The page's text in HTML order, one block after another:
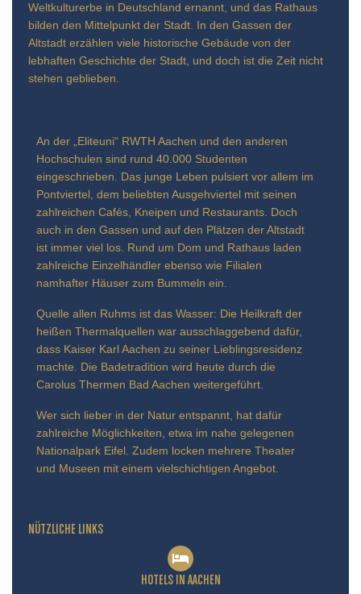
Weltkulturerbe in Deutschland ernannt, und das Rathaus
bilden den Mittelpunkt der Stadt. In den Gassen der
Altstadt erzählen viele historische Gebäude von der
lebhaften Geschichte der Stadt, und doch ist die Zeit nicht
stehen geblieben.
An der „Eliteuni“ RWTH Aachen und den anderen
Hochschulen sind rund 40.000 Studenten
eingeschrieben. Das junge Leben pulsiert vor allem im
Pontviertel, dem beliebten Ausgehviertel mit seinen
zahlreichen Cafés, Kneipen und Restaurants. Doch
auch in den Gassen und auf den Plätzen der Altstadt
ist immer viel los. Rund um Dom und Rathaus laden
zahlreiche Einzelhändler ebenso wie Filialen
namhafter Häuser zum Bummeln ein.
Quelle allen Ruhms ist das Wasser: Die Heilkraft der
heißen Thermalquellen war ausschlaggebend dafür,
dass Kaiser Karl Aachen zu seiner Lieblingsresidenz
machte. Die Badetradition wird heute durch die
Carolus Thermen Bad Aachen weitergeführt.
Wer sich lieber in der Natur entspannt, hat dafür
zahlreiche Möglichkeiten, etwa im nahe gelegenen
Nationalpark Eifel. Zudem locken mehrere Theater
und Museen mit einem vielschichtigen Angebot.
NÜTZLICHE LINKS
HOTELS IN AACHEN